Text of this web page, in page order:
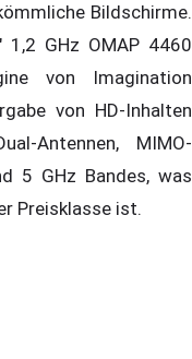
Bildschirme.
1,2 GHz OMAP 4460
von Imagination
von HD-Inhalten
Antennen, MIMO-
5 GHz Bandes, was
Preisklasse ist.